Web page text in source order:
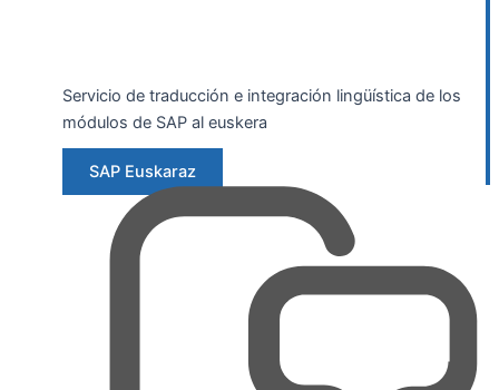
Servicio de traducción e integración lingüística de los
módulos de SAP al euskera
SAP Euskaraz